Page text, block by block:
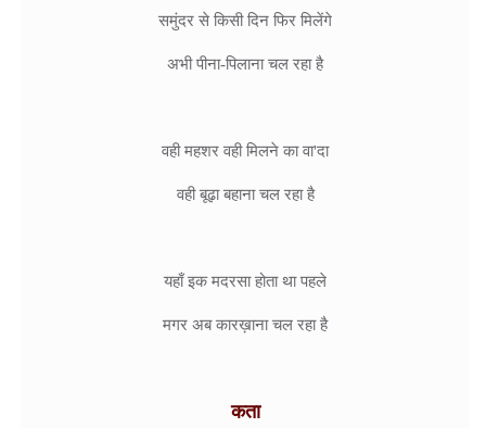
समुंदर से किसी दिन फिर मिलेंगे
अभी पीना-पिलाना चल रहा है
वही महशर वही मिलने का वा'दा
वही बूढ़ा बहाना चल रहा है
यहाँ इक मदरसा होता था पहले
कता